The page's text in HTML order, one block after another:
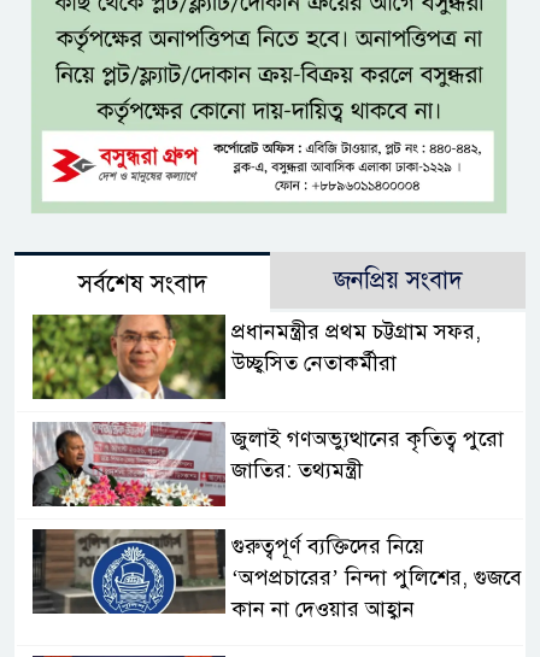
সর্বশেষ সংবাদ জনপ্রিয় সংবাদ
প্রধানমন্ত্রীর প্রথম চট্টগ্রাম সফর,
উচ্ছ্বসিত নেতাকর্মীরা
জুলাই গণঅভ্যুত্থানের কৃতিত্ব পুরো
জাতির: তথ্যমন্ত্রী
গুরুত্বপূর্ণ ব্যক্তিদের নিয়ে
‘অপপ্রচারের’ নিন্দা পুলিশের, গুজবে
কান না দেওয়ার আহ্বান